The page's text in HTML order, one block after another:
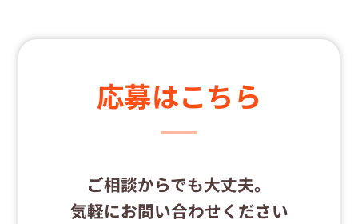
応募はこちら
ご相談からでも大丈夫。
気軽にお問い合わせください